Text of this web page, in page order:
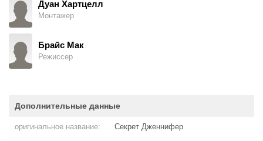
Дуан Хартцелл
Монтажер
Брайс Мак
Режиссер
Дополнительные данные
оригинальное название: Секрет Дженнифер